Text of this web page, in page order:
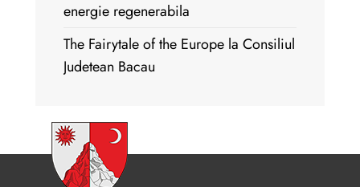
energie regenerabila
The Fairytale of the Europe la Consiliul
Judetean Bacau